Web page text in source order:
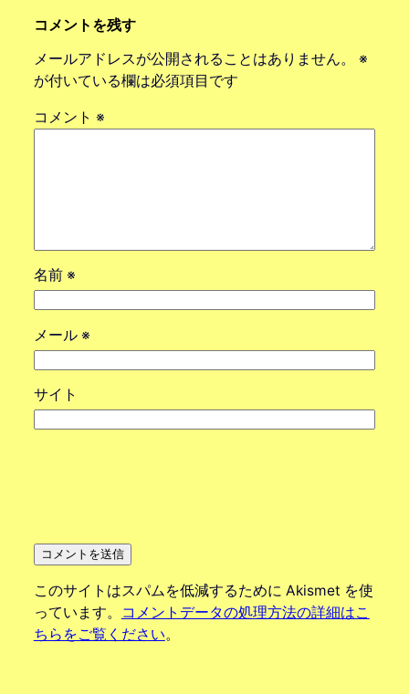
コメントを残す
メールアドレスが公開されることはありません。
※
が付いている欄は必須項目です
コメント ※
名前 ※
メール ※
サイト
このサイトはスパムを低減するために Akismet を使
っています。
コメントデータの処理方法の詳細はこ
ちらをご覧ください。